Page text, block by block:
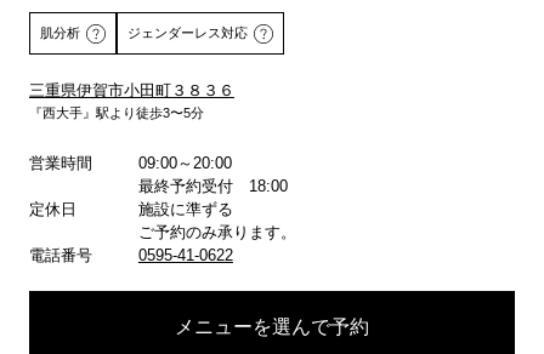
肌分析 ジェンダーレス対応
三重県伊賀市小田町３８３６
『西大手』駅より徒歩3〜5分
営業時間
09:00～20:00
最終予約受付 18:00
定休日
施設に準ずる
ご予約のみ承ります。
電話番号
0595-41-0622
メニューを選んで予約